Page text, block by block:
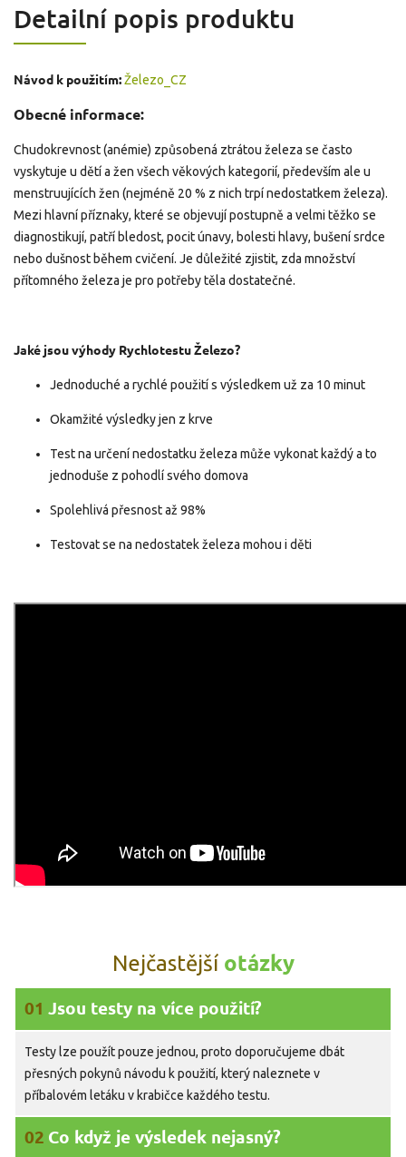
Detailní popis produktu
Návod k použitím:Železo_CZ
Obecné informace:
Chudokrevnost (anémie) způsobená ztrátou železa se často
vyskytuje u dětí a žen všech věkových kategorií, především ale u
menstruujících žen (nejméně 20 % z nich trpí nedostatkem železa).
Mezi hlavní příznaky, které se objevují postupně a velmi těžko se
diagnostikují, patří bledost, pocit únavy, bolesti hlavy, bušení srdce
nebo dušnost během cvičení. Je důležité zjistit, zda množství
přítomného železa je pro potřeby těla dostatečné.
Jaké jsou výhody Rychlotestu Železo?
Jednoduché a rychlé použití s výsledkem už za 10 minut
Okamžité výsledky jen z krve
Test na určení nedostatku železa může vykonat každý a to
jednoduše z pohodlí svého domova
Spolehlivá přesnost až 98%
Testovat se na nedostatek železa mohou i děti
Nejčastější otázky
01 Jsou testy na více použití?
Testy lze použít pouze jednou, proto doporučujeme dbát
přesných pokynů návodu k použití, který naleznete v
příbalovém letáku v krabičce každého testu.
02 Co když je výsledek nejasný?